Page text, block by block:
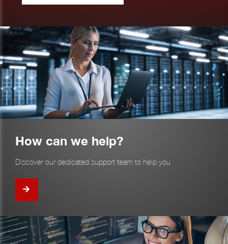
How can we help?
Discover our dedicated support team to help you